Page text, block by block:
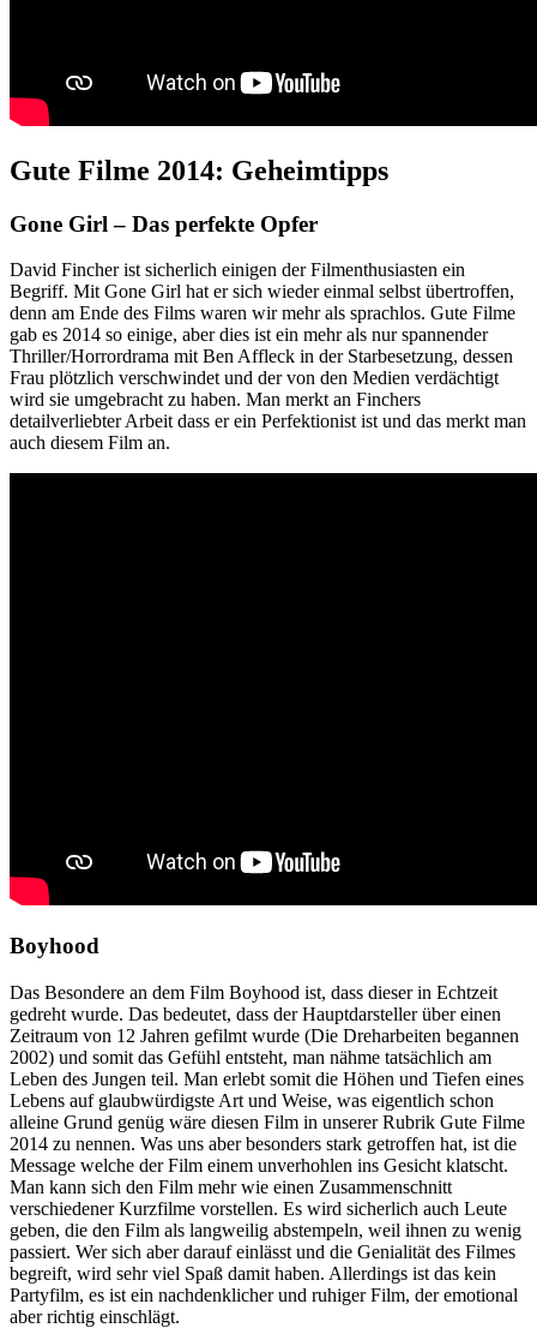
Gute Filme 2014: Geheimtipps
Gone Girl – Das perfekte Opfer
David Fincher ist sicherlich einigen der Filmenthusiasten ein
Begriff. Mit Gone Girl hat er sich wieder einmal selbst übertroffen,
denn am Ende des Films waren wir mehr als sprachlos. Gute Filme
gab es 2014 so einige, aber dies ist ein mehr als nur spannender
Thriller/Horrordrama mit Ben Affleck in der Starbesetzung, dessen
Frau plötzlich verschwindet und der von den Medien verdächtigt
wird sie umgebracht zu haben. Man merkt an Finchers
detailverliebter Arbeit dass er ein Perfektionist ist und das merkt man
auch diesem Film an.
Boyhood
Das Besondere an dem Film Boyhood ist, dass dieser in Echtzeit
gedreht wurde. Das bedeutet, dass der Hauptdarsteller über einen
Zeitraum von 12 Jahren gefilmt wurde (Die Dreharbeiten begannen
2002) und somit das Gefühl entsteht, man nähme tatsächlich am
Leben des Jungen teil. Man erlebt somit die Höhen und Tiefen eines
Lebens auf glaubwürdigste Art und Weise, was eigentlich schon
alleine Grund genüg wäre diesen Film in unserer Rubrik Gute Filme
2014 zu nennen. Was uns aber besonders stark getroffen hat, ist die
Message welche der Film einem unverhohlen ins Gesicht klatscht.
Man kann sich den Film mehr wie einen Zusammenschnitt
verschiedener Kurzfilme vorstellen. Es wird sicherlich auch Leute
geben, die den Film als langweilig abstempeln, weil ihnen zu wenig
passiert. Wer sich aber darauf einlässt und die Genialität des Filmes
begreift, wird sehr viel Spaß damit haben. Allerdings ist das kein
Partyfilm, es ist ein nachdenklicher und ruhiger Film, der emotional
aber richtig einschlägt.